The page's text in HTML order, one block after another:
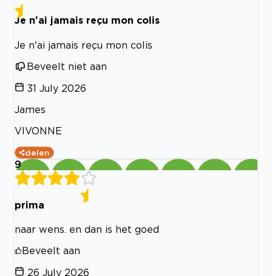
Je n'ai jamais reçu mon colis
Je n'ai jamais reçu mon colis
Beveelt niet aan
31 July 2026
James
VIVONNE
delen
9
prima
naar wens. en dan is het goed
Beveelt aan
26 July 2026